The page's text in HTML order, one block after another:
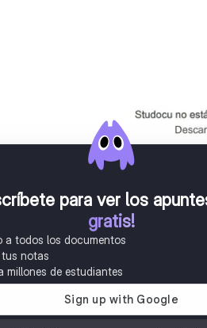
para ver los
gratis!
a todos los documentos
notas
millones de estudiantes